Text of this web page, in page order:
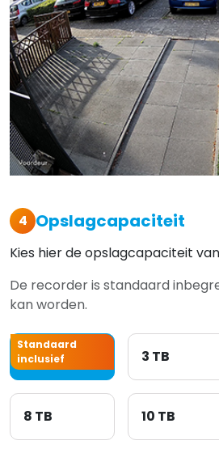
4 Opslagcapaciteit
Kies hier de opslagcapaciteit
De recorder is standaard
kan worden.
Standaard
inclusief
2 TB 3 TB
8 TB 10 TB